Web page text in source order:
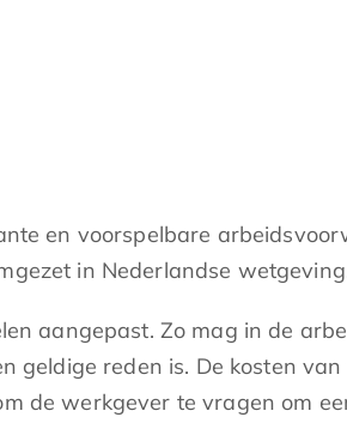
en voorspelbare
in Nederlandse
aangepast. Zo mag in de
reden is. De kosten
de werkgever te vragen om